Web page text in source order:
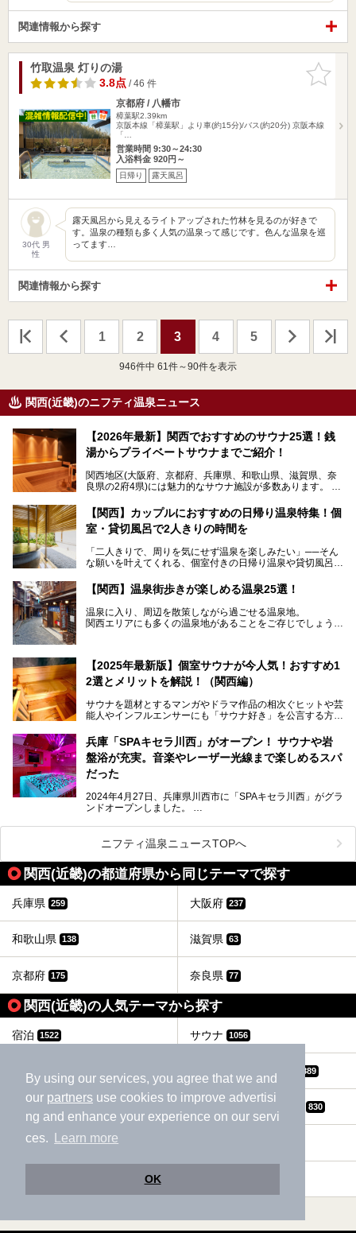
By using our services, you agree that we and
our partners use cookies to improve advertisi
ng and enhance your experience on our servi
ces.
Learn more
OK
関連情報から探す
お気に入
りに追加
竹取温泉 灯りの湯
3.8点/ 46 件
京都府 / 八幡市
樟葉駅2.39km
京阪本線「樟葉駅」より車(約15分)/バス(約20分) 京阪本線
「…
営業時間 9:30～24:30
入浴料金 920円～
日帰り 露天風呂
30代 男
性
露天風呂から見えるライトアップされた竹林を見るのが好きで
す。温泉の種類も多く人気の温泉って感じです。色んな温泉を巡
ってます…
関連情報から探す
1 2 3 4 5
946件中 61件～90件を表示
関西(近畿)のニフティ温泉ニュース
【2026年最新】関西でおすすめのサウナ25選！銭
湯からプライベートサウナまでご紹介！
関西地区(大阪府、京都府、兵庫県、和歌山県、滋賀県、奈
良県の2府4県)には魅力的なサウナ施設が多数あります。
この記事では、今ホットなサウナ施設を、「本格サウナー向
旅ユーザー向け」などおすすめ別にご紹介します。
ニフティ温泉ならではのお得なクーポンが使える施設や口コ
ミも紹介するので、関西でサウナに行きたい人は参考にして
みてください！
【関西】カップルにおすすめの日帰り温泉特集！個
室・貸切風呂で2人きりの時間を
「二人きりで、周りを気にせず温泉を楽しみたい」──そん
な願いを叶えてくれる、個室付きの日帰り温泉や貸切風呂の
源泉かけ流しや景色を楽しめる貸切露天風呂、お部屋での食
事付きプランなど、デートや記念日、ちょっと特別な休日に
もぴったり。
プライベート空間でゆったりと過ごせる、おすすめの個室・
貸切温泉をチェックしてみてくださいね。
【関西】温泉街歩きが楽しめる温泉25選！
温泉に入り、周辺を散策しながら過ごせる温泉地。
関西エリアにも多くの温泉地があることをご存じでしょう
くれます。
ここでは、関西エリアにある、温泉街歩きも楽しめる温泉地
をご紹介します。
【2025年最新版】個室サウナが今人気！おすすめ1
2選とメリットを解説！（関西編）
サウナを題材とするマンガやドラマ作品の相次ぐヒットや芸
能人やインフルエンサーにも「サウナ好き」を公言する方が
も、サウナや水風呂をPRされる魅力的なお店が日に日に増
加しています。
「第三次サウナブーム」とも呼ばれる昨今、混雑を避けた自
分だけの一人サウナを満喫できるプライベートサウナにも注
目が集まっており、各地に続々とオープンしています。
本記事では関西にも徐々にその輪が広がりつつある個室サウ
ナのメリットと、オススメの施設を12ヶ所ご紹介させてい
ただきます！
兵庫「SPAキセラ川西」がオープン！ サウナや岩
盤浴が充実。音楽やレーザー光線まで楽しめるスパ
だった
2024年4月27日、兵庫県川西市に「SPAキセラ川西」がグラ
ンドオープンしました。
施設です。フィットネスで汗を流し、湯船でさっぱりリフレ
ッシュ。岩盤浴やサウナも「いったい何種類あるの!?」と驚
くほどバラエティに富んでいます。なかには「音楽が鳴り響
き、レーザー光線が飛び交う謎のロウリュ」もあるのです。
さらにアッツアツの「石焼サウナ飯」も絶品。
そんな見どころ満載のスパで、さっそく入浴体験してきまし
ニフティ温泉ニュースTOPへ
関西(近畿)の都道府県から同じテーマで探す
兵庫県 259 大阪府 237
和歌山県 138 滋賀県 63
京都府 175 奈良県 77
関西(近畿)の人気テーマから探す
宿泊 1522 サウナ 1056
露天風呂 格安（1,000円以下） 889
お食事・食事処 駅近（徒歩10分以内） 830
ホテル 727